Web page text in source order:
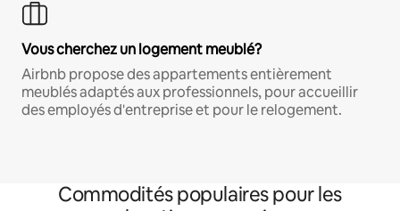
Vous cherchez un logement meublé?
Airbnb propose des appartements entièrement
meublés adaptés aux professionnels, pour accueillir
des employés d'entreprise et pour le relogement.
Commodités populaires pour les